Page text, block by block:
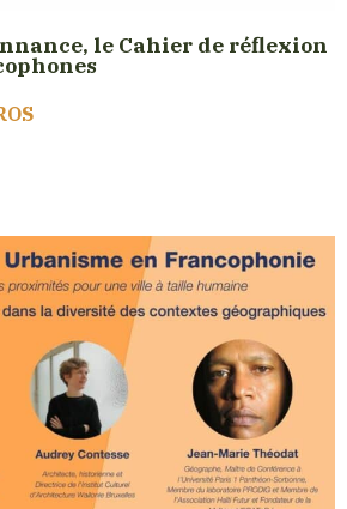
le Cahier de réflexion